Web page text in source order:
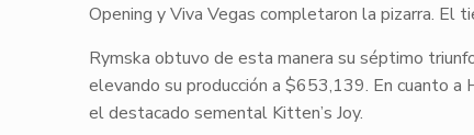
Opening yViva Vegas completaron la pizarra. El
Rymska obtuvo de esta manera su séptimo
elevando su producción a $653,139. En cuanto a
el destacado semental Kitten’s Joy.